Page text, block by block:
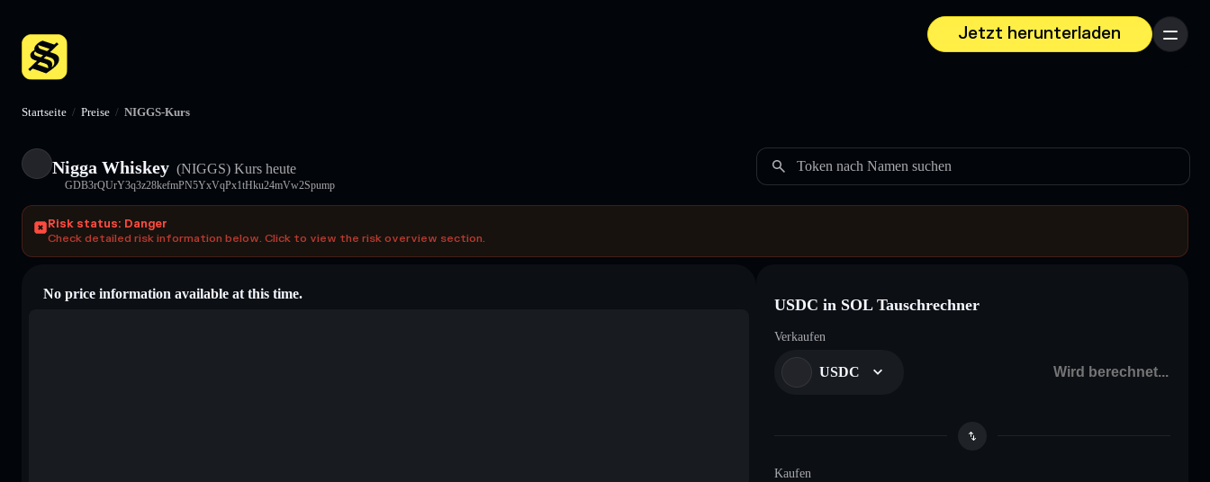
Jetzt herunterladen
Menü
Startseite / Preise / NIGGS-Kurs
Nigga Whiskey (NIGGS) Kurs heute
GDB3rQUrY3q3z28kefmPN5YxVqPx1tHku24mVw2Spump
Token nach Namen suchen
Risk status: Danger
Check detailed risk information below. Click to view the risk overview section.
No price information available at this time.
USDC in SOL Tauschrechner
Verkaufen
USDC
Kaufen